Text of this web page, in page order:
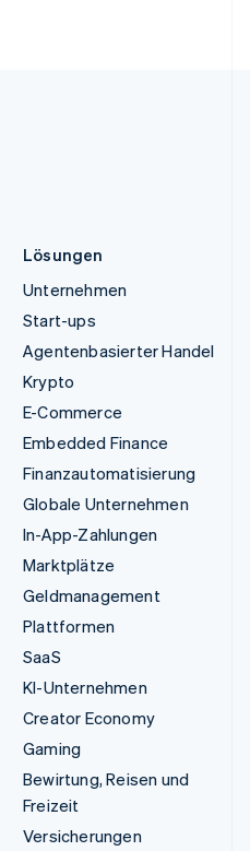
Lösungen
Unternehmen
Start-ups
Agentenbasierter Handel
Krypto
E-Commerce
Embedded Finance
Finanzautomatisierung
Globale Unternehmen
In-App-Zahlungen
Marktplätze
Geldmanagement
Plattformen
SaaS
KI-Unternehmen
Creator Economy
Gaming
Bewirtung, Reisen und
Freizeit
Versicherungen